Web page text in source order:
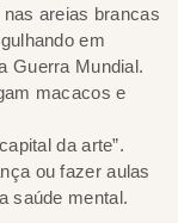
areias brancas
em
Guerra Mundial.
macacos e
da arte”.
ou fazer aulas
saúde mental.